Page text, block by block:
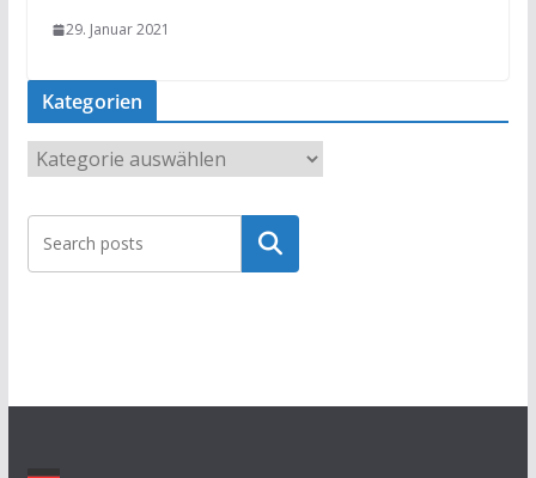
29. Januar 2021
Kategorien
a
t
g
Suchen